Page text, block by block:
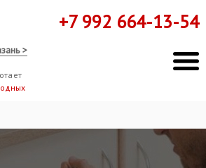
>
+7 992 664-13-54